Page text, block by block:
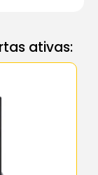
ativas: